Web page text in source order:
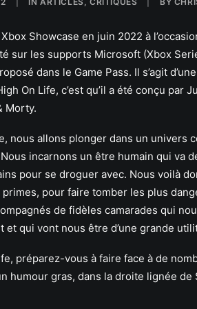
Showcase en juin 2022 à
sur les supports Microsoft (Xbox
dans le Game Pass. Il s’agit
On Life, c’est qu’il a été conçu
Morty.
nous allons plonger dans un univers
incarnons un être humain qui
pour se droguer avec. Nous voilà
pour faire tomber les plus
de fidèles camarades qui
et qui vont nous être d’une grande
préparez-vous à faire face à de
humour gras, dans la droite lignée